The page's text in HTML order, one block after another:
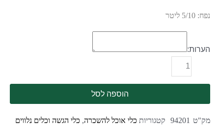
נפח: 5/10 ליטר
הערות:
הוספה לסל
מק"ט 94201 קטגוריות כלי אוכל להשכרה, כלי הגשה וכלים נלווים